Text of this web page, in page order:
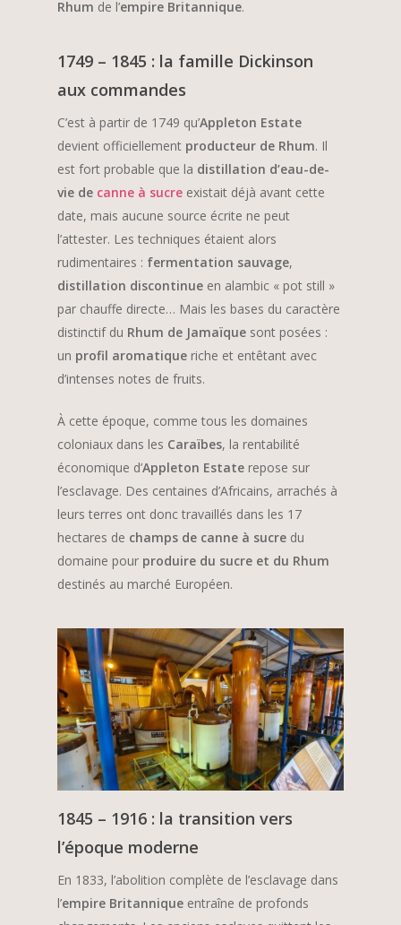
Rhum de l’empire Britannique.
1749 – 1845 : la famille Dickinson
aux commandes
C’est à partir de 1749 qu’Appleton Estate
devient officiellement producteur de Rhum. Il
est fort probable que la distillation d’eau-de-
vie de canne à sucre existait déjà avant cette
date, mais aucune source écrite ne peut
l’attester. Les techniques étaient alors
rudimentaires : fermentation sauvage,
distillation discontinue en alambic « pot still »
par chauffe directe… Mais les bases du caractère
distinctif du Rhum de Jamaïque sont posées :
un profil aromatique riche et entêtant avec
d’intenses notes de fruits.
À cette époque, comme tous les domaines
coloniaux dans les Caraïbes, la rentabilité
économique d’Appleton Estate repose sur
l’esclavage. Des centaines d’Africains, arrachés à
leurs terres ont donc travaillés dans les 17
hectares de champs de canne à sucre du
domaine pour produire du sucre et du Rhum
destinés au marché Européen.
1845 – 1916 : la transition vers
l’époque moderne
En 1833, l’abolition complète de l’esclavage dans
l’empire Britannique entraîne de profonds